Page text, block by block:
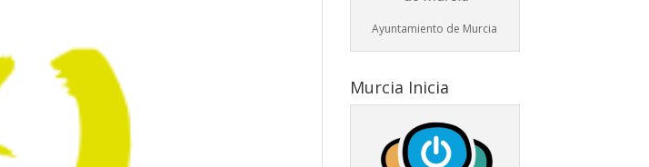
Ayuntamiento de Murcia
Murcia Inicia